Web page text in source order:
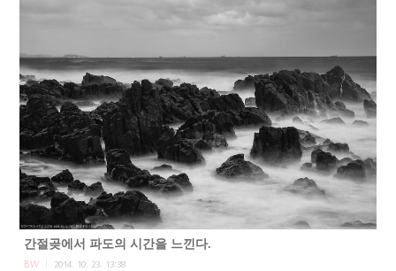
간절곶에서 파도의 시간을 느낀다.
BW 2014. 10. 23. 13:38